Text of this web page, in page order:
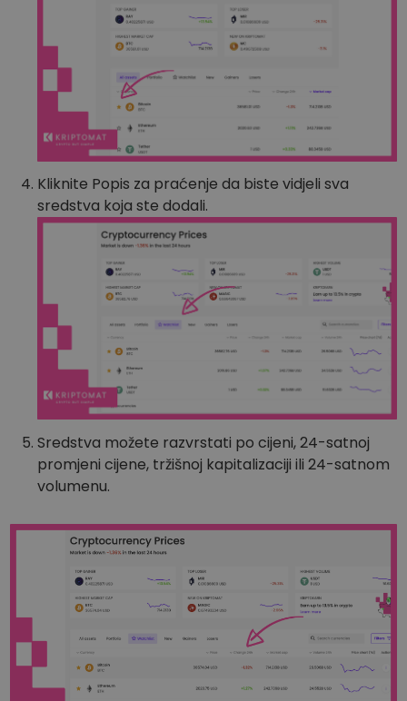
Kliknite Popis za praćenje da biste vidjeli sva
sredstva koja ste dodali.
Sredstva možete razvrstati po cijeni, 24-satnoj
promjeni cijene, tržišnoj kapitalizaciji ili 24-satnom
volumenu.